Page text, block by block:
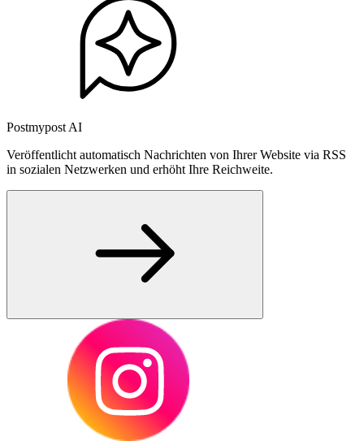
Postmypost AI
Veröffentlicht automatisch Nachrichten von Ihrer Website via RSS
in sozialen Netzwerken und erhöht Ihre Reichweite.